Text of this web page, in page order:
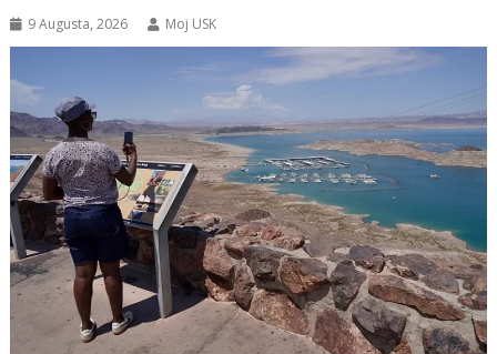
9 Augusta, 2026 Moj USK